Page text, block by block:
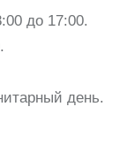
до 17:00.
день.